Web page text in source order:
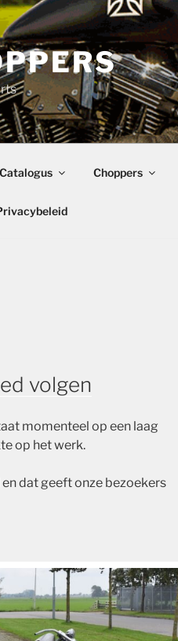
Catalogus Choppers
volgen
momenteel op een laag
op het werk.
dat geeft onze bezoekers